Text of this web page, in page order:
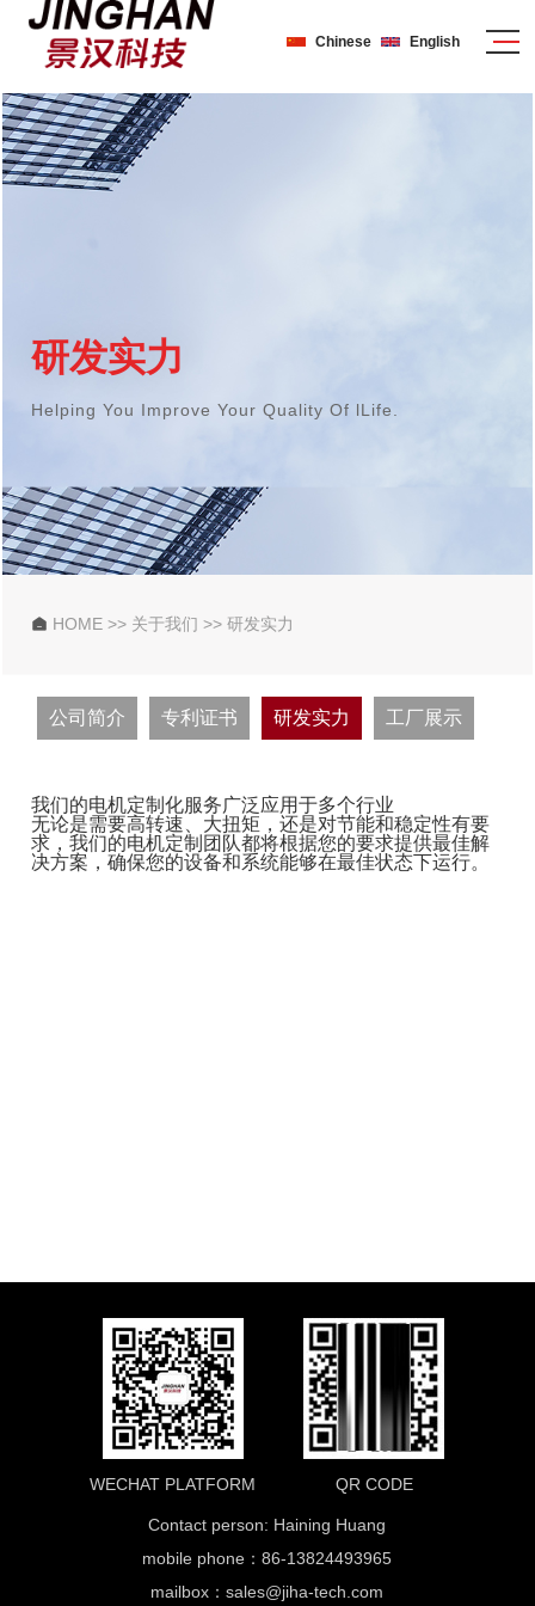
Chinese English
研发实力
Helping You Improve Your Quality Of lLife.
 HOME>> 关于我们 >> 研发实力
公司简介 专利证书 研发实力 工厂展示
我们的电机定制化服务广泛应用于多个行业
无论是需要高转速、大扭矩，还是对节能和稳定性有要
求，我们的电机定制团队都将根据您的要求提供最佳解
决方案，确保您的设备和系统能够在最佳状态下运行。
WECHAT PLATFORM QR CODE
Contact person: Haining Huang
mobile phone：86-13824493965
mailbox：sales@jiha-tech.com